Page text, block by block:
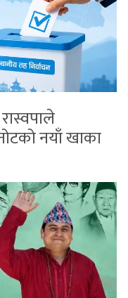
नयाँ खाका